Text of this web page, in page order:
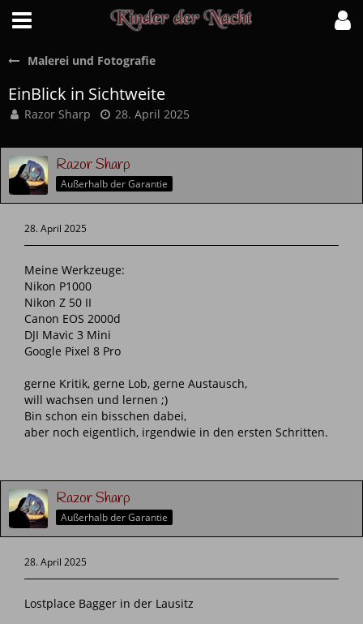
Malerei und Fotografie
EinBlick in Sichtweite
Razor Sharp 28. April 2025
Razor Sharp
Außerhalb der Garantie
28. April 2025
Meine Werkzeuge:
Nikon P1000
Nikon Z 50 II
Canon EOS 2000d
DJI Mavic 3 Mini
Google Pixel 8 Pro
gerne Kritik, gerne Lob, gerne Austausch,
will wachsen und lernen ;)
Bin schon ein bisschen dabei,
aber noch eigentlich, irgendwie in den ersten Schritten.
Razor Sharp
Außerhalb der Garantie
28. April 2025
Lostplace Bagger in der Lausitz